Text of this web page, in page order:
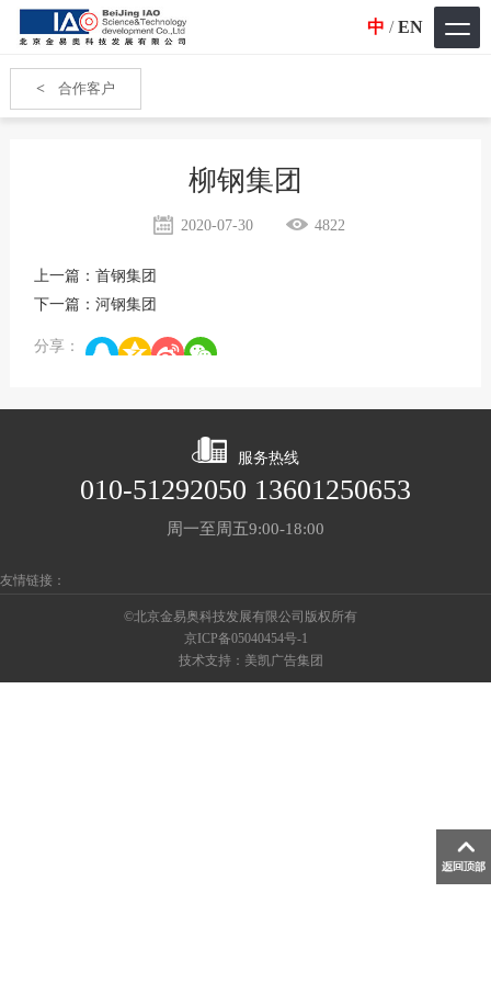
中 /EN
< 合作客户
柳钢集团
2020-07-30 4822
上一篇：首钢集团
下一篇：河钢集团
分享：
服务热线
010-51292050 13601250653
周一至周五9:00-18:00
友情链接：
©北京金易奥科技发展有限公司版权所有
京ICP备05040454号-1
技术支持： 美凯广告集团